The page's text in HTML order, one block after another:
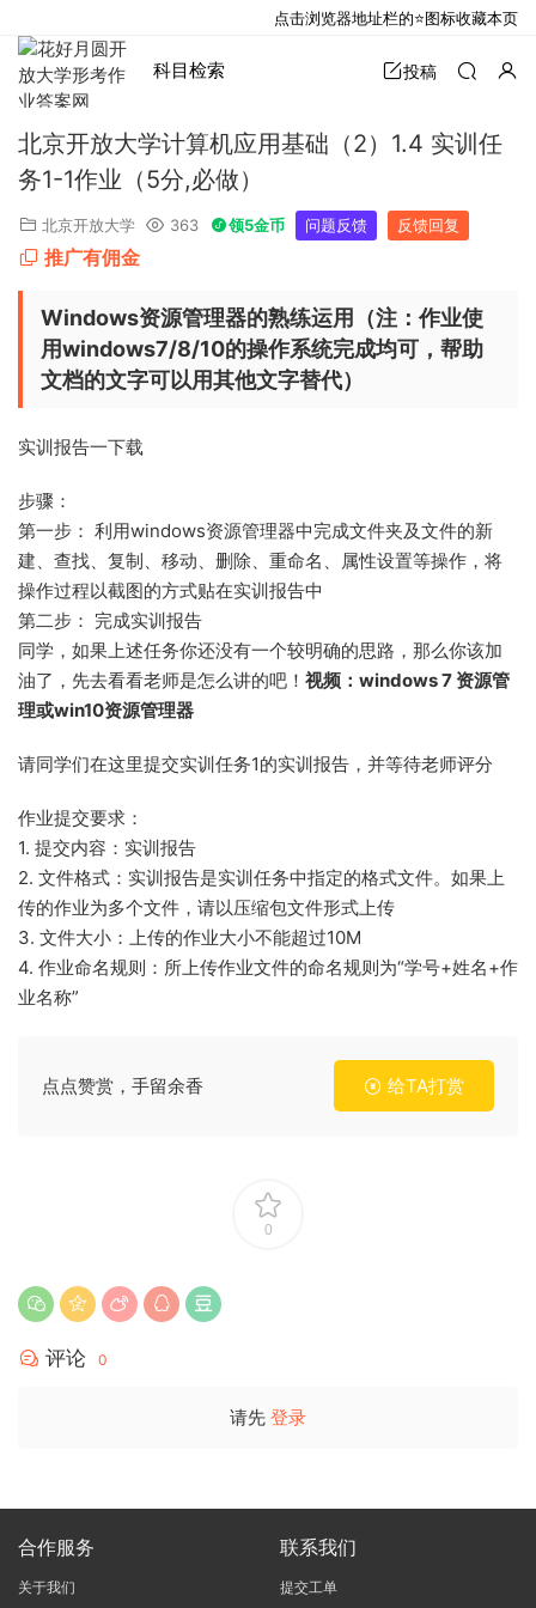
科目检索 投稿
北京开放大学计算机应用基础（2）1.4 实训任
务1-1作业（5分,必做）
北京开放大学 363 领5金币 问题反馈 反馈回复
推广有佣金
Windows资源管理器的熟练运用 （注：作业使
用windows7/8/10的操作系统完成均可，帮助
文档的文字可以用其他文字替代）
实训报告一下载
步骤：
第一步： 利用windows资源管理器中完成文件夹及文件的新
建、查找、复制、移动、删除、重命名、属性设置等操作，将
操作过程以截图的方式贴在实训报告中
第二步： 完成实训报告
同学，如果上述任务你还没有一个较明确的思路，那么你该加
油了，先去看看老师是怎么讲的吧！ 视频：windows 7 资源管
理或win10资源管理器
请同学们在这里提交实训任务1的实训报告，并等待老师评分
作业提交要求：
1. 提交内容：实训报告
2. 文件格式：实训报告是实训任务中指定的格式文件。如果上
传的作业为多个文件，请以压缩包文件形式上传
3. 文件大小：上传的作业大小不能超过10M
4. 作业命名规则：所上传作业文件的命名规则为“学号+姓名+作
业名称”
点点赞赏，手留余香 给TA打赏
0
评论 0
请先 登录
合作服务
关于我们
联系我们
提交工单
点击浏览器地址栏的⭐图标收藏本页